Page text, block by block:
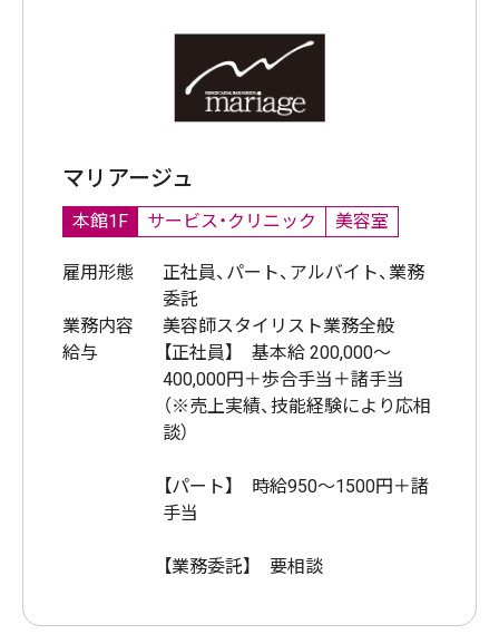
マリアージュ
本館1F サービス・クリニック 美容室
雇用形態
正社員、パート、アルバイト、業務
委託
業務内容
美容師スタイリスト業務全般
給与
【正社員】 基本給 200,000～
400,000円＋歩合手当＋諸手当
（※売上実績、技能経験により応相
談）
【パート】 時給950～1500円＋諸
手当
【業務委託】 要相談